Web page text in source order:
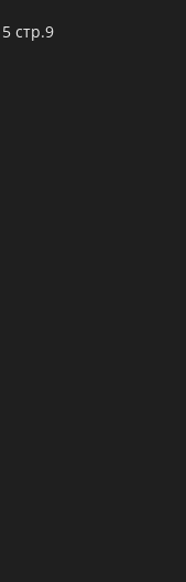
стр.9